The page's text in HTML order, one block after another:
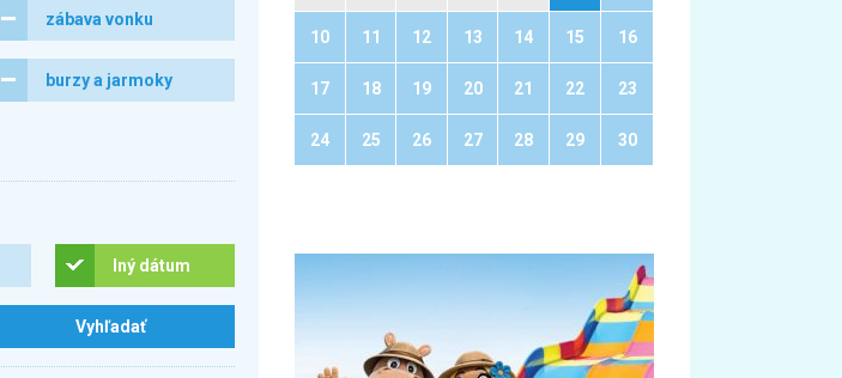
zábava vonku
burzy a jarmoky
Iný dátum
10 11 12 13 14 15 16
17 18 19 20 21 22 23
24 25 26 27 28 29 30